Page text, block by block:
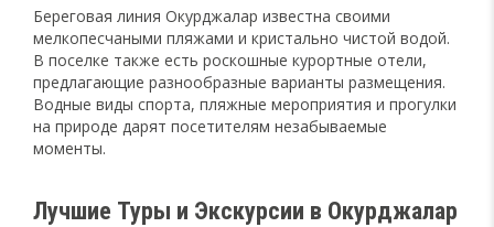
Береговая линия Окурджалар известна своими
мелкопесчаными пляжами и кристально чистой водой.
В поселке также есть роскошные курортные отели,
предлагающие разнообразные варианты размещения.
Водные виды спорта, пляжные мероприятия и прогулки
на природе дарят посетителям незабываемые
моменты.
Лучшие Туры и Экскурсии в Окурджалар